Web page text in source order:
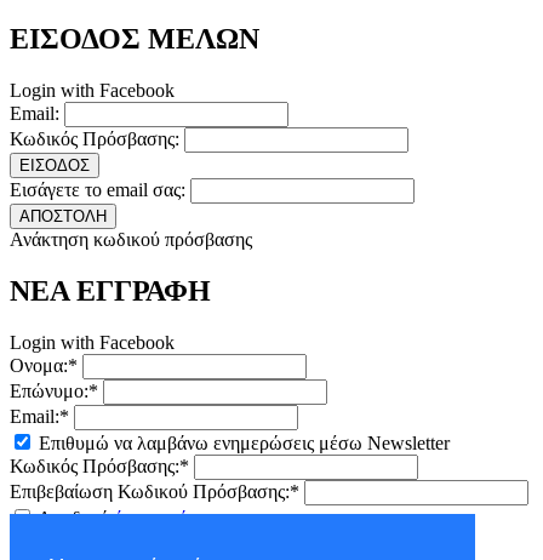
ΕΙΣΟΔΟΣ ΜΕΛΩΝ
Login with Facebook
Email:
Κωδικός Πρόσβασης:
ΕΙΣΟΔΟΣ
Εισάγετε το email σας:
ΑΠΟΣΤΟΛΗ
Ανάκτηση κωδικού πρόσβασης
ΝΕΑ ΕΓΓΡΑΦΗ
Login with Facebook
Ονομα:*
Επώνυμο:*
Email:*
Επιθυμώ να λαμβάνω ενημερώσεις μέσω Newsletter
Κωδικός Πρόσβασης:*
Επιβεβαίωση Κωδικού Πρόσβασης:*
Αποδοχήόρων χρήσης